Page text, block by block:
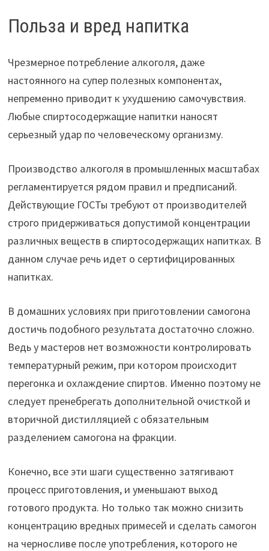
Польза и вред напитка
Чрезмерное потребление алкоголя, даже
настоянного на супер полезных компонентах,
непременно приводит к ухудшению самочувствия.
Любые спиртосодержащие напитки наносят
серьезный удар по человеческому организму.
Производство алкоголя в промышленных масштабах
регламентируется рядом правил и предписаний.
Действующие ГОСТы требуют от производителей
строго придерживаться допустимой концентрации
различных веществ в спиртосодержащих напитках. В
данном случае речь идет о сертифицированных
напитках.
В домашних условиях при приготовлении самогона
достичь подобного результата достаточно сложно.
Ведь у мастеров нет возможности контролировать
температурный режим, при котором происходит
перегонка и охлаждение спиртов. Именно поэтому не
следует пренебрегать дополнительной очисткой и
вторичной дистилляцией с обязательным
разделением самогона на фракции.
Конечно, все эти шаги существенно затягивают
процесс приготовления, и уменьшают выход
готового продукта. Но только так можно снизить
концентрацию вредных примесей и сделать самогон
на черносливе после употребления, которого не